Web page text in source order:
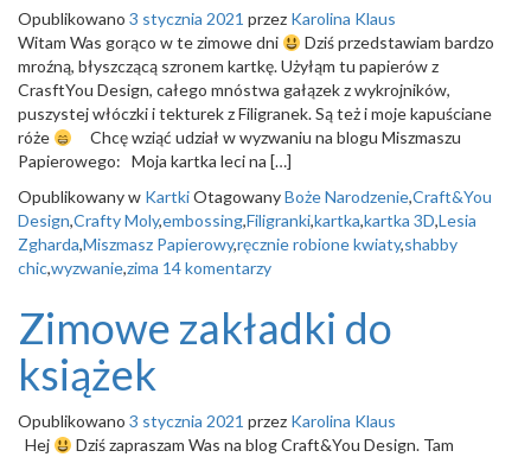
Opublikowano 3 stycznia 2021 przez Karolina Klaus
Witam Was gorąco w te zimowe dni
Dziś przedstawiam bardzo
mroźną, błyszczącą szronem kartkę. Użyłąm tu papierów z
CrasftYou Design, całego mnóstwa gałązek z wykrojników,
puszystej włóczki i tekturek z Filigranek. Są też i moje kapuściane
róże
Chcę wziąć udział w wyzwaniu na blogu Miszmaszu
Papierowego: Moja kartka leci na […]
Opublikowany w KartkiOtagowanyBoże Narodzenie,Craft&You
Design,Crafty Moly,embossing,Filigranki,kartka,kartka 3D,Lesia
Zgharda,Miszmasz Papierowy,ręcznie robione kwiaty,shabby
chic,wyzwanie,zima 14 komentarzy
Zimowe zakładki do
książek
Opublikowano 3 stycznia 2021 przez Karolina Klaus
Hej
Dziś zapraszam Was na blog Craft&You Design. Tam